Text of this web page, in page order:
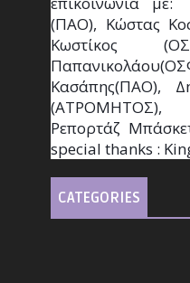
(ΠΑΟ), Κώστας
Κωστίκος
Κασάπης(ΠΑΟ),
(ΑΤΡΟΜΗΤΟΣ),
Ρεπορτάζ
special thanks :
CATEGORIES